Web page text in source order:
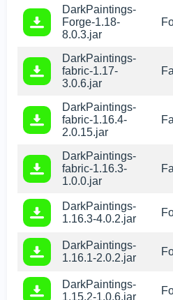
DarkPaintings-
Forge-1.18-
8.0.3.jar
DarkPaintings-
fabric-1.17-
3.0.6.jar
DarkPaintings-
fabric-1.16.4-
2.0.15.jar
DarkPaintings-
fabric-1.16.3-
1.0.0.jar
DarkPaintings-
1.16.3-4.0.2.jar
DarkPaintings-
1.16.1-2.0.2.jar
DarkPaintings-
1.15.2-1.0.6.jar
Мы используем